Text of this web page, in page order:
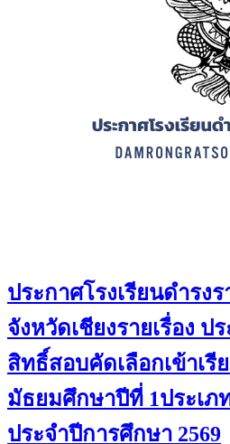
ประกาศโรงเรียนดำรง
จังหวัดเชียงรายเรื่อง ป
สิทธิ์สอบคัดเลือกเข้าเ
มัธยมศึกษาปีที่ 1ประเภ
ประจำปีการศึกษา 2569